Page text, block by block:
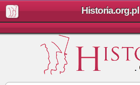
Historia.org.pl